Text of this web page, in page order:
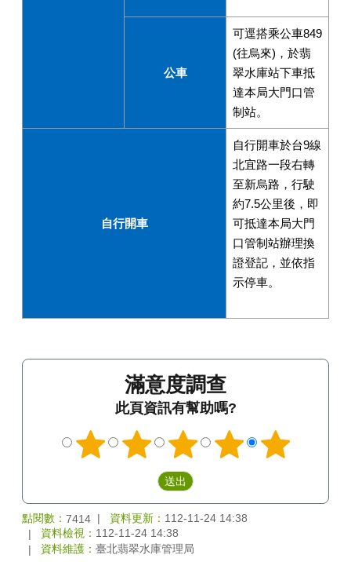
公車
可逕搭乘公車849
(往烏來)，於翡
翠水庫站下車抵
達本局大門口管
制站。
自行開車
自行開車於台9線
北宜路一段右轉
至新烏路，行駛
約7.5公里後，即
可抵達本局大門
口管制站辦理換
證登記，並依指
示停車。
滿意度調查
此頁資訊有幫助嗎?
點閱數： 7414 資料更新： 112-11-24 14:38
資料檢視： 112-11-24 14:38
資料維護： 臺北翡翠水庫管理局